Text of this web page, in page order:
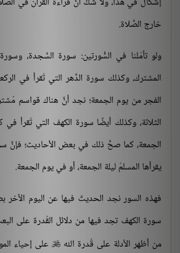
خارج الصَّلاة.
ولو تأمّلنا في السُّورتين: سورة السَّجدة،
المشترك، وكذلك سورة الدَّهر التي تُقرأ في
الفجر من يوم الجمعة؛ نجد أنَّ هناك قواسم
الثلاثة، وكذلك أيضًا سورة الكهف التي تُقرأ
الجمعة، كما صحَّ ذلك في بعض الأحاديث؛ فإنَّ
يقرأها المسلمُ ليلة الجمعة، أو في يوم الجمعة.
فهذه السور نجد الحديثَ فيها عن اليوم
سورة الكهف تجد فيها من دلائل القُدرة على
من أظهر الأدلة على قُدرة الله على إحياء